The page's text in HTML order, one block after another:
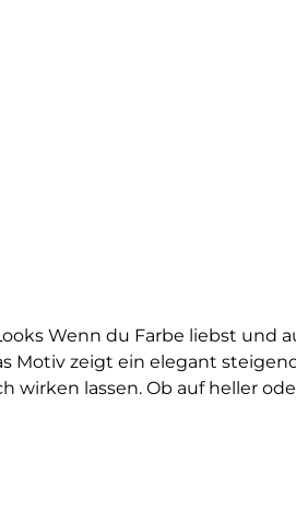
Wenn du Farbe liebst und
Motiv zeigt ein elegant
lassen. Ob auf heller